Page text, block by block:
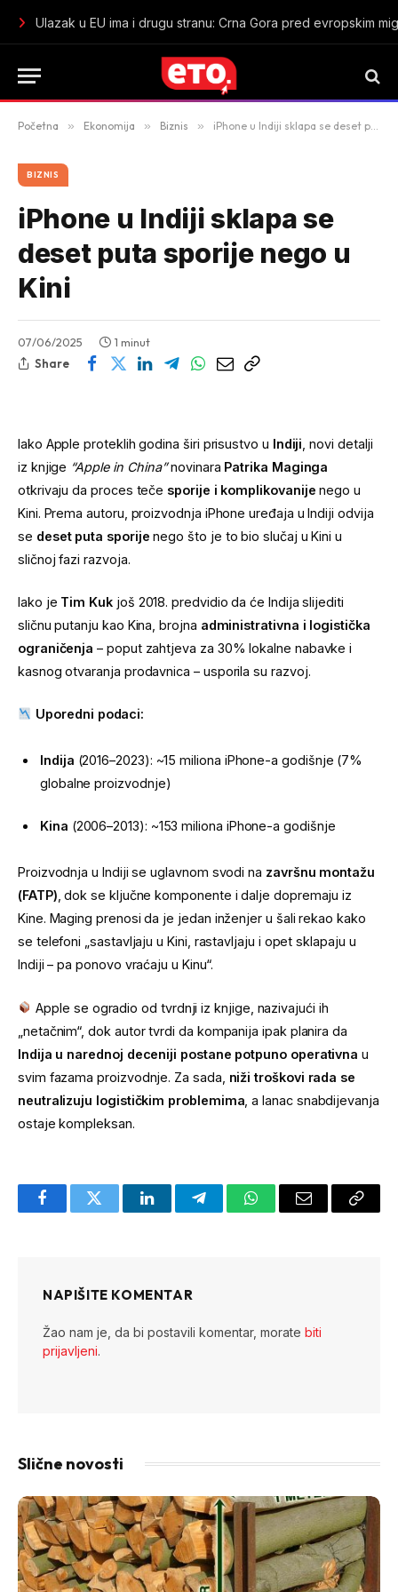
U Tuzi zaplijenjeno oko 38 kilograma marihuane: Uhapšen
Početna » Ekonomija » Biznis » iPhone u Indiji sklapa se deset puta sporije nego u Kini
BIZNIS
iPhone u Indiji sklapa se
deset puta sporije nego u
Kini
07/06/2025
1 minut
Share
Iako Apple proteklih godina širi prisustvo u Indiji , novi detalji
iz knjige “Apple in China”novinara Patrika Maginga
otkrivaju da proces teče sporije i komplikovanije nego u
Kini. Prema autoru, proizvodnja iPhone uređaja u Indiji odvija
se deset puta sporije nego što je to bio slučaj u Kini u
sličnoj fazi razvoja.
Iako je Tim Kukjoš 2018. predvidio da će Indija slijediti
sličnu putanju kao Kina, brojna administrativna i logistička
ograničenja – poput zahtjeva za 30% lokalne nabavke i
kasnog otvaranja prodavnica – usporila su razvoj.
Uporedni podaci:
Indija (2016–2023): ~15 miliona iPhone-a godišnje (7%
globalne proizvodnje)
Kina (2006–2013): ~153 miliona iPhone-a godišnje
Proizvodnja u Indiji se uglavnom svodi na završnu montažu
(FATP) , dok se ključne komponente i dalje dopremaju iz
Kine. Maging prenosi da je jedan inženjer u šali rekao kako
se telefoni „sastavljaju u Kini, rastavljaju i opet sklapaju u
Indiji – pa ponovo vraćaju u Kinu“.
Apple se ogradio od tvrdnji iz knjige, nazivajući ih
„netačnim“, dok autor tvrdi da kompanija ipak planira da
Indija u narednoj deceniji postane potpuno operativna u
svim fazama proizvodnje. Za sada, niži troškovi rada se
neutralizuju logističkim problemima , a lanac snabdijevanja
ostaje kompleksan.
FacebookTwitter LinkedInTelegramWhatsAppEmail
Copy
NAPIŠITE KOMENTAR
Žao nam je, da bi postavili komentar, morate biti
prijavljeni.
Slične novosti